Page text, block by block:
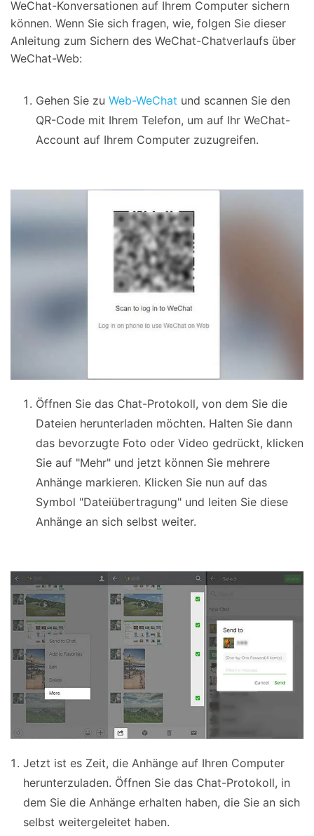
WeChat-Konversationen auf Ihrem Computer sichern
können. Wenn Sie sich fragen, wie, folgen Sie dieser
Anleitung zum Sichern des WeChat-Chatverlaufs über
WeChat-Web:
Gehen Sie zu Web-WeChat und scannen Sie den
QR-Code mit Ihrem Telefon, um auf Ihr WeChat-
Account auf Ihrem Computer zuzugreifen.
Öffnen Sie das Chat-Protokoll, von dem Sie die
Dateien herunterladen möchten. Halten Sie dann
das bevorzugte Foto oder Video gedrückt, klicken
Sie auf "Mehr" und jetzt können Sie mehrere
Anhänge markieren. Klicken Sie nun auf das
Symbol "Dateiübertragung" und leiten Sie diese
Anhänge an sich selbst weiter.
Jetzt ist es Zeit, die Anhänge auf Ihren Computer
herunterzuladen. Öffnen Sie das Chat-Protokoll, in
dem Sie die Anhänge erhalten haben, die Sie an sich
selbst weitergeleitet haben.